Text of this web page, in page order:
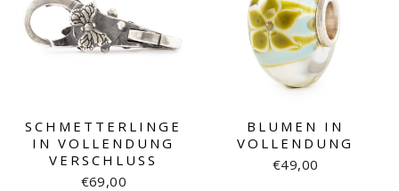
SCHMETTERLINGE
IN VOLLENDUNG
VERSCHLUSS
€69,00
BLUMEN IN
VOLLENDUNG
€49,00